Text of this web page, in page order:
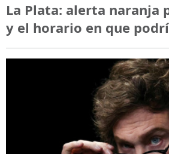
La Plata: alerta naranja
y el horario en que